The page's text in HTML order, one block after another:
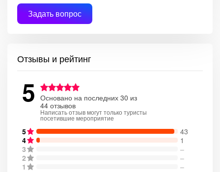
Задать вопрос
Отзывы и рейтинг
5 Основано на последних 30 из
44 отзывов
Написать отзыв могут только туристы
посетившие мероприятие
5
43
4
1
3
–
2
–
1
–